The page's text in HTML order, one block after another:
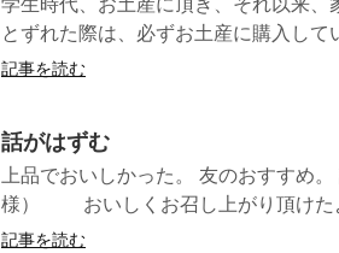
学生時代、お土産に頂き、それ以来
とずれた際は、必ずお土産に購入して
記事を読む
話がはずむ
上品でおいしかった。 友
様） おいしくお召し上がり頂けた
記事を読む